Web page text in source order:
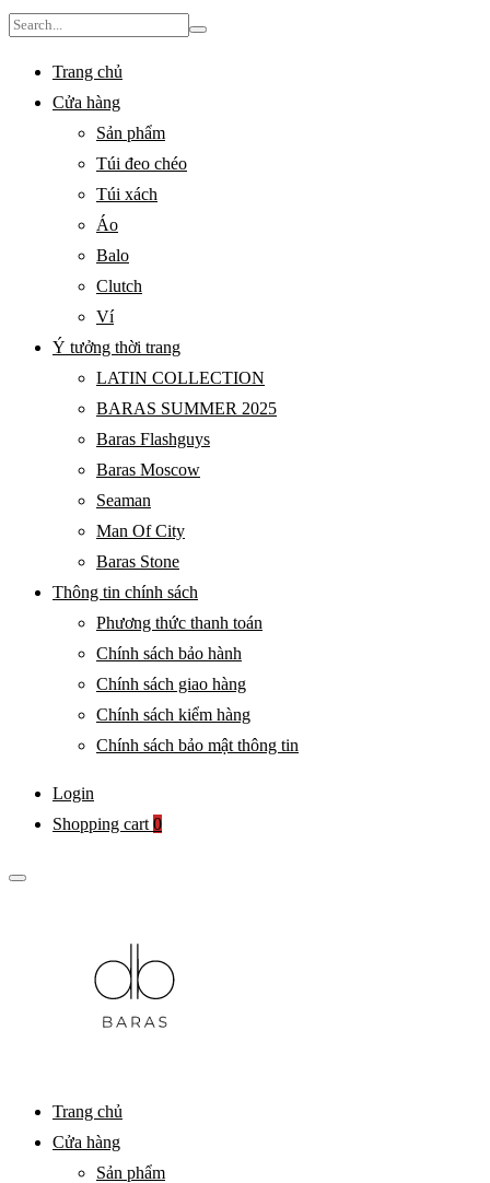
Search
Trang chủ
Cửa hàng
Sản phẩm
Túi đeo chéo
Túi xách
Áo
Balo
Clutch
Ví
Ý tưởng thời trang
LATIN COLLECTION
BARAS SUMMER 2025
Baras Flashguys
Baras Moscow
Seaman
Man Of City
Baras Stone
Thông tin chính sách
Phương thức thanh toán
Chính sách bảo hành
Chính sách giao hàng
Chính sách kiểm hàng
Chính sách bảo mật thông tin
Login
Shopping cart 0
VIETNAM
Primary
Menu
Trang chủ
Cửa hàng
Sản phẩm